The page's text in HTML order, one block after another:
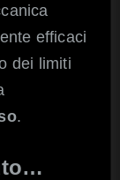
efficaci
dei limiti
.